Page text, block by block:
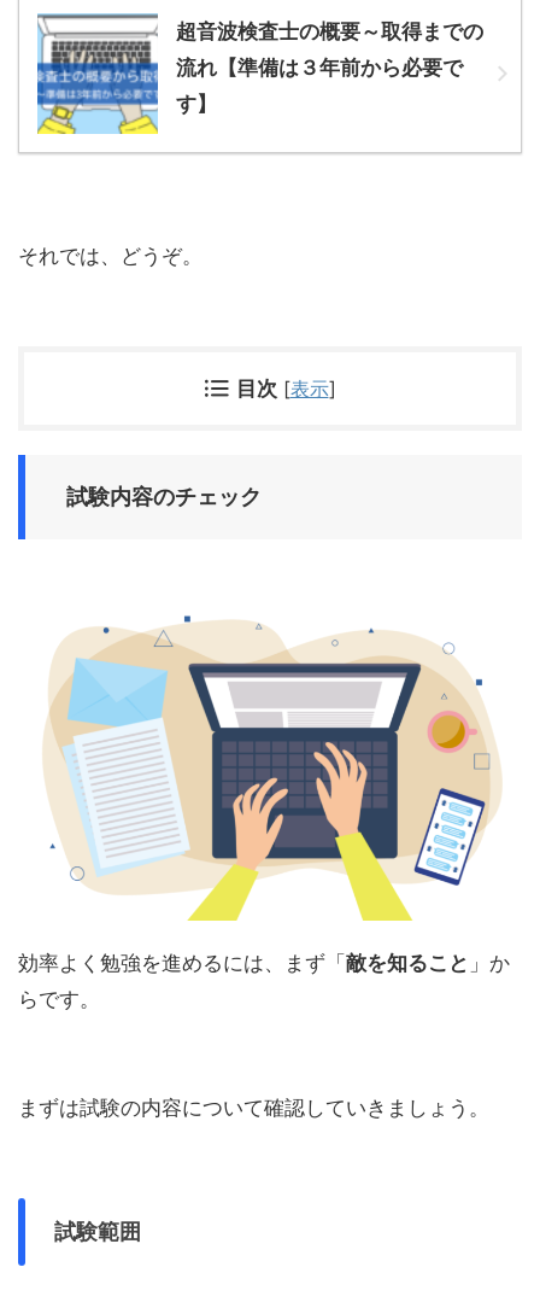
超音波検査士の概要～取得までの
流れ【準備は３年前から必要で
す】
それでは、どうぞ。
目次 [表示]
試験内容のチェック
効率よく勉強を進めるには、まず「 敵を知ること 」か
らです。
まずは試験の内容について確認していきましょう。
試験範囲